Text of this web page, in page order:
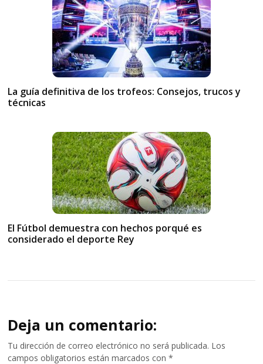
La guía definitiva de los trofeos: Consejos, trucos y
técnicas
El Fútbol demuestra con hechos porqué es
considerado el deporte Rey
Deja un comentario:
Tu dirección de correo electrónico no será publicada. Los
campos obligatorios están marcados con*